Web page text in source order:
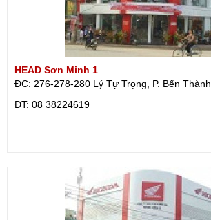
HEAD Sơn Minh 1
ĐC: 276-278-280 Lý Tự Trọng, P. Bến Thành
ÐT: 08 38224619